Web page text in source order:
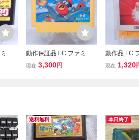
コ
動作保証品 FC ファミコ
ン ピーパータイム【PP
現在 3,300円
動作品 FC
ィスクシス
現在 1,320
送料無料 本日終了